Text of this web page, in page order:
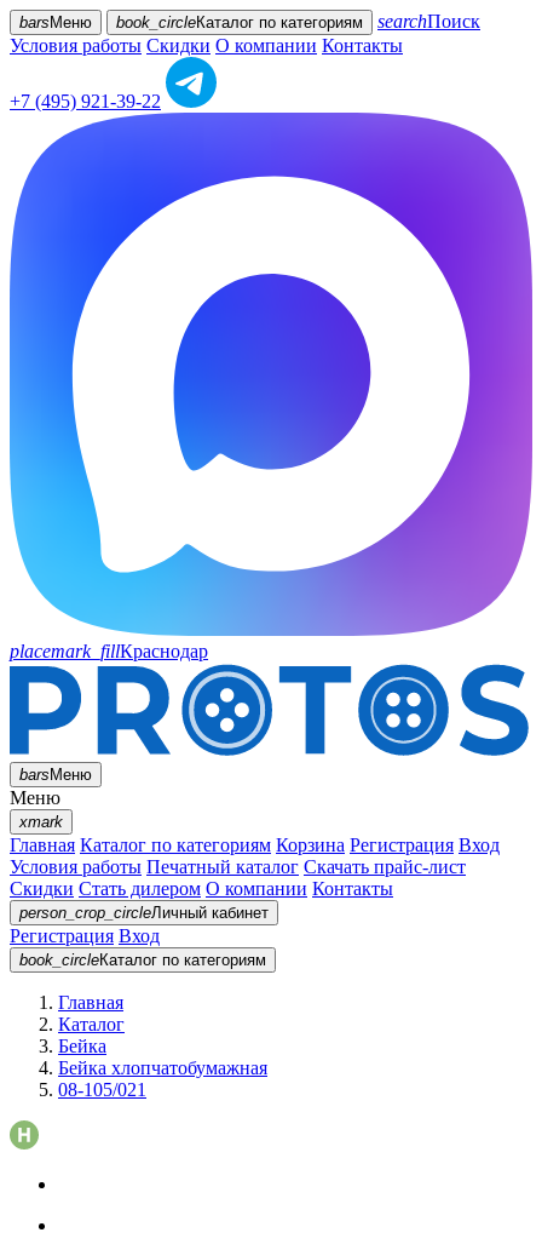
bars Меню book_circleКаталог по категориям searchПоиск
Условия работы Скидки О компании Контакты
+7 (495) 921-39-22
placemark_fillКраснодар
barsМеню
Меню
xmark
Главная Каталог по категориям Корзина Регистрация Вход
Условия работы Печатный каталог Скачать прайс-лист
Скидки Стать дилером О компании Контакты
person_crop_circleЛичный кабинет
Регистрация Вход
book_circleКаталог по категориям
Главная
Каталог
Бейка
Бейка хлопчатобумажная
08-105/021